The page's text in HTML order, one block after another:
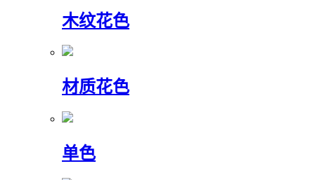
木纹花色
材质花色
单色